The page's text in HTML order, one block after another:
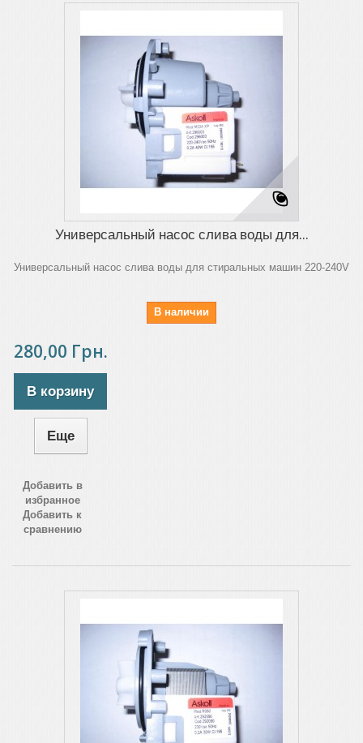
Универсальный насос слива воды для...
Универсальный насос слива воды для стиральных машин 220-240V
В наличии
280,00 Грн.
В корзину
Еще
Добавить в
избранное
Добавить к
сравнению